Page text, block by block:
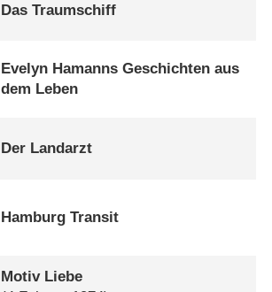
Das Traumschiff
Evelyn Hamanns Geschichten aus
dem Leben
Der Landarzt
Hamburg Transit
Motiv Liebe